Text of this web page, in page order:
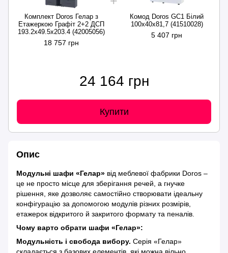
Комплект Doros Гелар з
Етажеркою Графіт 2+2 ДСП
193.2х49.5х203.4 (42005056)
18 757 грн
Комод Doros GС1 Білий
100х40х81,7 (41510028)
5 407 грн
24 164 грн
Купити
Опис
Модульні шафи «Гелар» від меблевої фабрики Doros –
це не просто місце для зберігання речей, а гнучке
рішення, яке дозволяє самостійно створювати ідеальну
конфігурацію за допомогою модулів різних розмірів,
етажерок відкритого й закритого формату та пеналів.
Чому варто обрати шафи «Гелар»:
Модульність і свобода вибору. Серія «Гелар»